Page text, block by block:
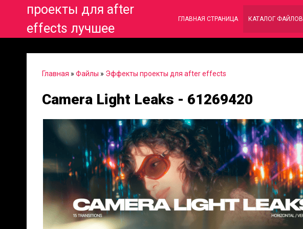
проекты для after
effects лучшее
ГЛАВНАЯ СТРАНИЦА КАТАЛОГ ФАЙЛОВ
Главная » Файлы » Эффекты проекты для after effects
Camera Light Leaks - 61269420